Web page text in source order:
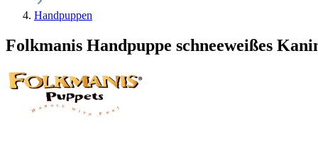
Handpuppen
Folkmanis Handpuppe schneeweißes